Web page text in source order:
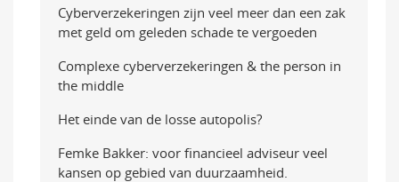
Cyberverzekeringen zijn veel meer dan een zak
met geld om geleden schade te vergoeden
Complexe cyberverzekeringen & the person in
the middle
Het einde van de losse autopolis?
Femke Bakker: voor financieel adviseur veel
kansen op gebied van duurzaamheid.